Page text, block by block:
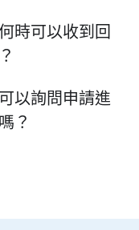
時可以收到回
以詢問申請進
？